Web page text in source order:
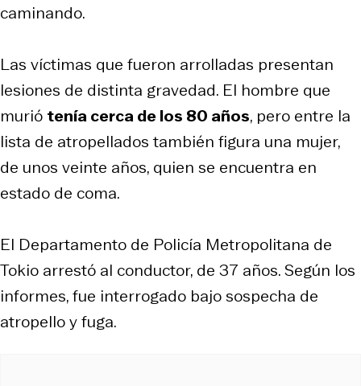
caminando.
Las víctimas que fueron arrolladas presentan
lesiones de distinta gravedad. El hombre que
murió tenía cerca de los 80 años, pero entre la
lista de atropellados también figura una mujer,
de unos veinte años, quien se encuentra en
estado de coma.
El Departamento de Policía Metropolitana de
Tokio arrestó al conductor, de 37 años. Según los
informes, fue interrogado bajo sospecha de
atropello y fuga.